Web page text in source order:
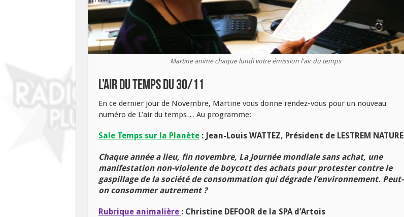
Martine anime chaque lundi votre émission l'air du temps
L’air du temps du 30/11
En ce dernier jour de Novembre, Martine vous donne rendez-vous pour un nouveau
numéro de L’air du temps… Au programme:
Sale Temps sur la Planète: Jean-Louis WATTEZ, Président de LESTREM NATURE
Chaque année a lieu, fin novembre, La Journée mondiale sans achat, une
manifestation non-violente de boycott des achats pour protester contre le
gaspillage de la société de consommation qui dégrade l’environnement. Peut-
on consommer autrement ?
Rubrique animalière : Christine DEFOOR de la SPA d’Artois